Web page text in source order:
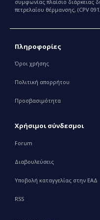
συμφωνίας πλαίσιο διάρκειας
πετρελαίου θέρμανσης, (CPV
Πληροφορίες
Όροι χρήσης
Πολιτική απορρήτου
Προσβασιμότητα
Χρήσιμοι σύνδεσμοι
Forum
Διαβουλεύσεις
Υποβολή καταγγελίας στην ΕΑΔ
RSS